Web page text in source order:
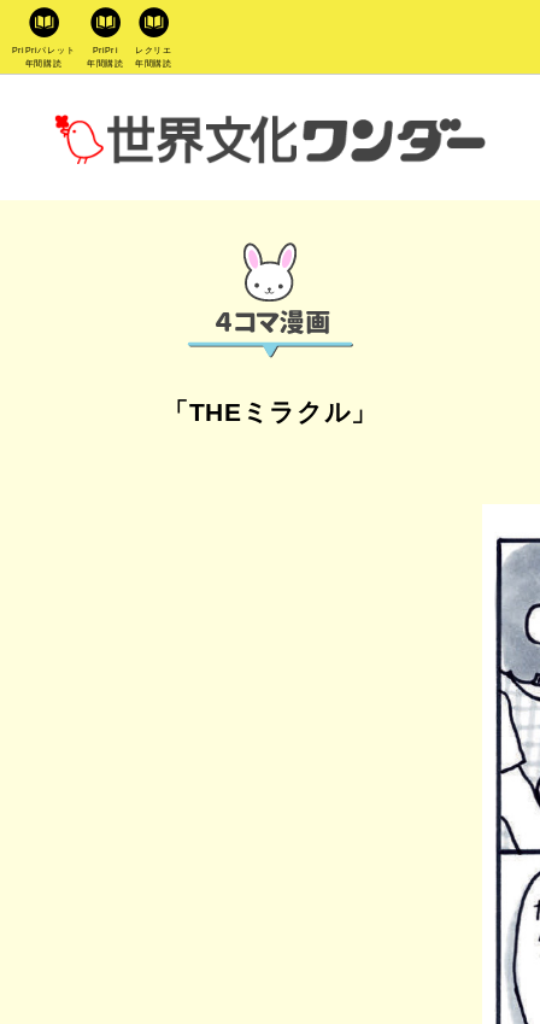
PriPriパレット
年間購読
PriPri
年間購読
レクリエ
年間購読
「THEミラクル」